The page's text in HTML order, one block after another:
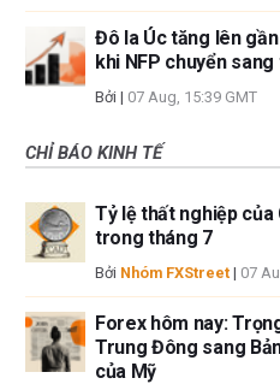
Đô la Úc tăng lên
khi NFP chuyển
Bởi | 07 Aug, 15:39 GMT
CHỈ BÁO KINH TẾ
Tỷ lệ thất nghiệp của
trong tháng 7
Bởi Nhóm FXStreet | 07
Forex hôm nay:
Trung Đông sang
của Mỹ